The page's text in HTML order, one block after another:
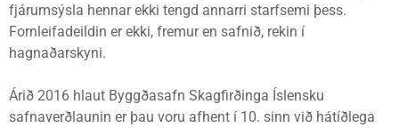
fjárumsýsla hennar ekki tengd annarri starfsemi þess.
Fornleifadeildin er ekki, fremur en safnið, rekin í
hagnaðarskyni.
Árið 2016 hlaut Byggðasafn Skagfirðinga Íslensku
safnaverðlaunin er þau voru afhent í 10. sinn við hátíðlega